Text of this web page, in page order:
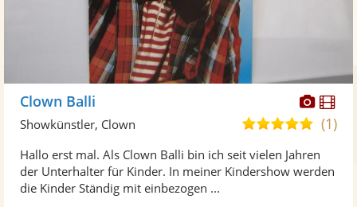
Fotos
Clown Balli
5,0
5
(1)
Showkünstler, Clown
Hallo erst mal. Als Clown Balli bin ich seit vielen Jahren
der Unterhalter für Kinder. In meiner Kindershow werden
die Kinder Ständig mit einbezogen ...